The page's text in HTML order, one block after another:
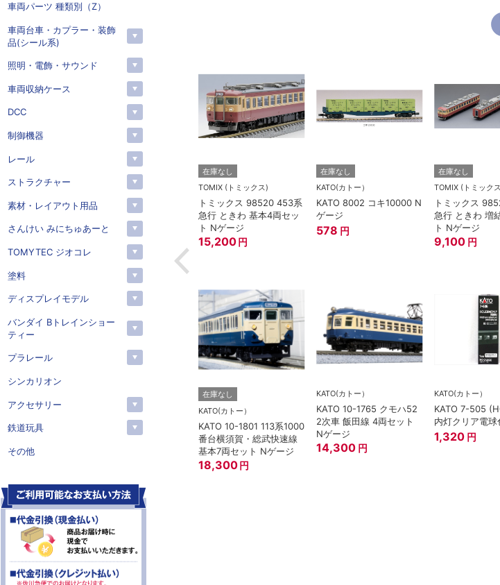
825 延長コー
KATO 11-704 カプラー密
連形 A グレー (20個入)
(アーノルドカプラー用対
応)
352 円
在庫なし
TOMIX (トミックス)
トミックス 98520 453系
急行 ときわ 基本4両セッ
ト Nゲージ
15,200 円
在庫なし
KATO(カトー）
KATO 8002 コキ10000 N
ゲージ
578 円
在庫なし
TOMIX (トミック
トミックス
急行 ときわ 増
ト Nゲージ
9,100 円
在庫なし
KATO(カトー）
KATO 10-1801 113系1000
番台横須賀・総武快速線
基本7両セット Nゲージ
18,300 円
KATO(カトー）
KATO 10-1765 クモハ52
2次車 飯田線 4両セット
Nゲージ
14,300 円
KATO(カトー）
KATO 7-505
内灯クリア電球
1,320 円
車両パーツ 種類別（Z）
車両台車・カプラー・装飾
品(シール系)
照明・電飾・サウンド
車両収納ケース
DCC
制御機器
レール
ストラクチャー
素材・レイアウト用品
さんけい みにちゅあーと
TOMYTEC ジオコレ
塗料
ディスプレイモデル
バンダイ Bトレインショー
ティー
プラレール
シンカリオン
アクセサリー
鉄道玩具
その他